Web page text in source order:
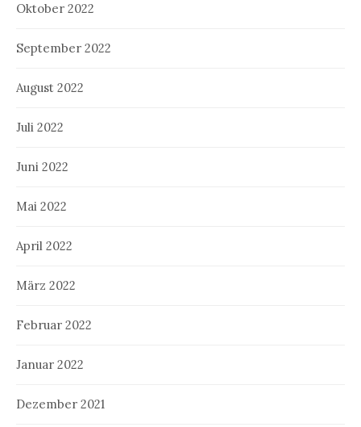
Oktober 2022
September 2022
August 2022
Juli 2022
Juni 2022
Mai 2022
April 2022
März 2022
Februar 2022
Januar 2022
Dezember 2021